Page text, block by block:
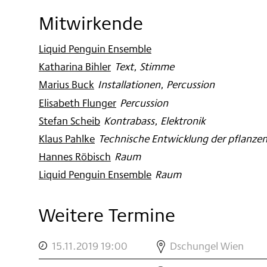
Mitwirkende
Liquid Penguin Ensemble
Katharina Bihler
: Text, Stimme
Marius Buck: Installationen, Percussion
Elisabeth Flunger
: Percussion
Stefan Scheib
: Kontrabass, Elektronik
Klaus Pahlke
: Technische Entwicklung der
Hannes Röbisch: Raum
Liquid Penguin Ensemble
: Raum
Weitere Termine
15.11.2019 19:00
,
DSCHUNGEL
WIEN
Dschungel Wien